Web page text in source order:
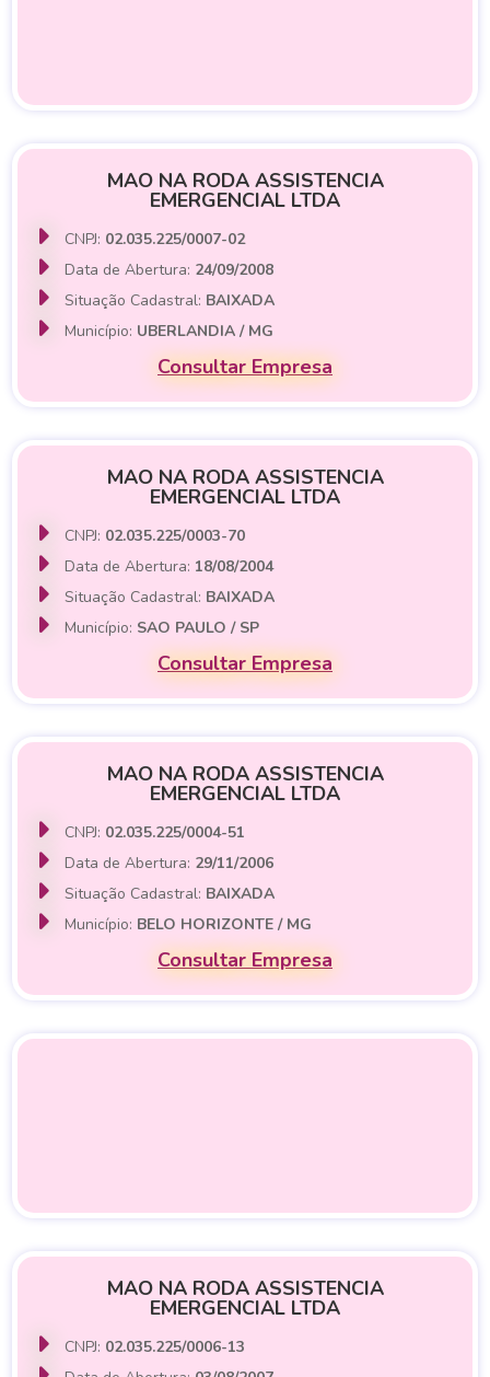
MAO NA RODA ASSISTENCIA
EMERGENCIAL LTDA
CNPJ: 02.035.225/0007-02
Data de Abertura: 24/09/2008
Situação Cadastral: BAIXADA
Município: UBERLANDIA / MG
Consultar Empresa
MAO NA RODA ASSISTENCIA
EMERGENCIAL LTDA
CNPJ: 02.035.225/0003-70
Data de Abertura: 18/08/2004
Situação Cadastral: BAIXADA
Município: SAO PAULO / SP
Consultar Empresa
MAO NA RODA ASSISTENCIA
EMERGENCIAL LTDA
CNPJ: 02.035.225/0004-51
Data de Abertura: 29/11/2006
Situação Cadastral: BAIXADA
Município: BELO HORIZONTE / MG
Consultar Empresa
MAO NA RODA ASSISTENCIA
EMERGENCIAL LTDA
CNPJ: 02.035.225/0006-13